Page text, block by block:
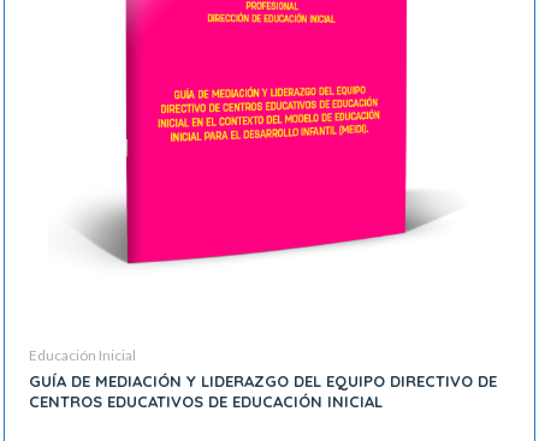
Educación Inicial
GUÍA DE MEDIACIÓN Y LIDERAZGO DEL EQUIPO DIRECTIVO DE
CENTROS EDUCATIVOS DE EDUCACIÓN INICIAL